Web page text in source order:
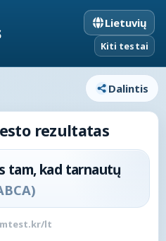
Lietuvių
Kiti testai
Dalintis
rezultatas
tam, kad tarnautų
)
lt